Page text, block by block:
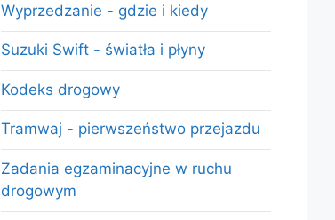
Wyprzedzanie - gdzie i kiedy
Suzuki Swift - światła i płyny
Kodeks drogowy
Tramwaj - pierwszeństwo przejazdu
Zadania egzaminacyjne w ruchu
drogowym